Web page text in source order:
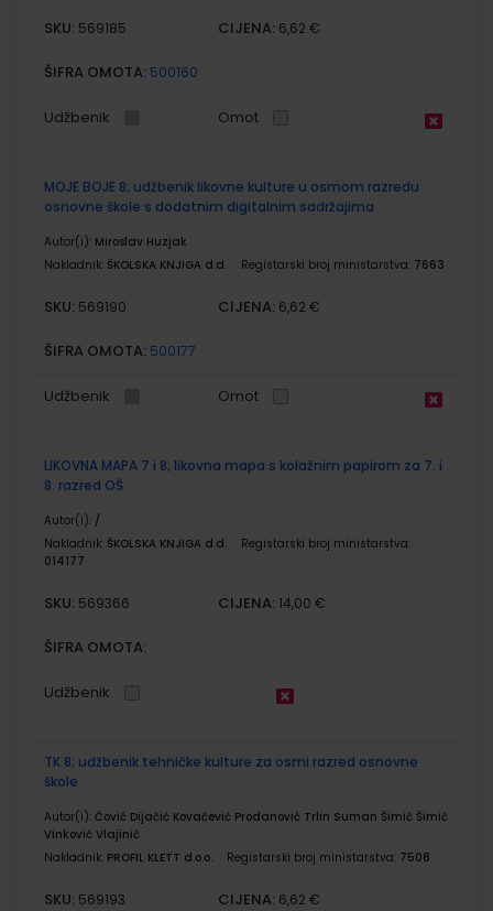
SKU: 569185 CIJENA: 6,62 €
ŠIFRA OMOTA: 500160
Udžbenik Omot
MOJE BOJE 8; udžbenik likovne kulture u osmom razredu
osnovne škole s dodatnim digitalnim sadržajima
Autor(i): Miroslav Huzjak
Nakladnik: ŠKOLSKA KNJIGA d.d. Registarski broj ministarstva: 7663
SKU: 569190 CIJENA: 6,62 €
ŠIFRA OMOTA: 500177
Udžbenik Omot
LIKOVNA MAPA 7 i 8; likovna mapa s kolažnim papirom za 7. i
8. razred OŠ
Autor(i): /
Nakladnik: ŠKOLSKA KNJIGA d.d.
Registarski broj ministarstva:
014177
SKU: 569366 CIJENA: 14,00 €
ŠIFRA OMOTA:
Udžbenik
TK 8; udžbenik tehničke kulture za osmi razred osnovne
škole
Autor(i): Čović Dijačić Kovačević Prodanović Trlin Suman Šimić Šimić
Vinković Vlajinić
Nakladnik: PROFIL KLETT d.o.o. Registarski broj ministarstva: 7508
SKU: 569193 CIJENA: 6,62 €